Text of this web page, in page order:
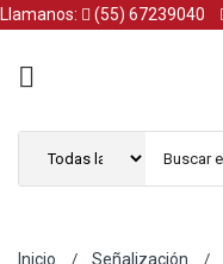
Llamanos: (55) 67239040
Inicio Señalización